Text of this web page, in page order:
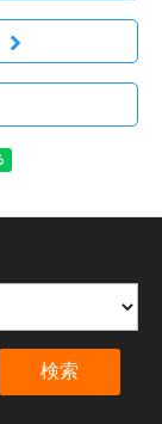
検索